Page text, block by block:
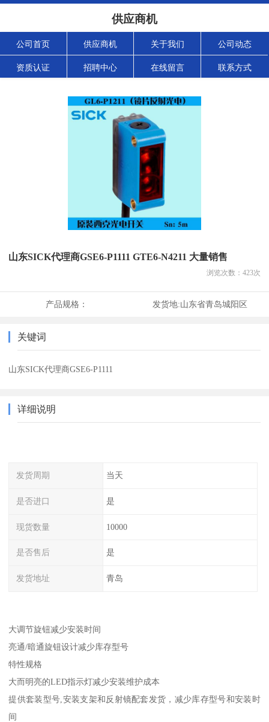
供应商机
公司首页 供应商机 关于我们 公司动态
资质认证 招聘中心 在线留言 联系方式
山东SICK代理商GSE6-P1111 GTE6-N4211 大量销售
浏览次数： 423次
产品规格： 发货地:山东省青岛城阳区
关键词
山东SICK代理商GSE6-P1111
详细说明
发货周期 当天
是否进口 是
现货数量 10000
是否售后 是
发货地址 青岛
大调节旋钮减少安装时间
亮通/暗通旋钮设计减少库存型号
特性规格
大而明亮的LED指示灯减少安装维护成本
提供套装型号,安装支架和反射镜配套发货，减少库存型号和安装时
间